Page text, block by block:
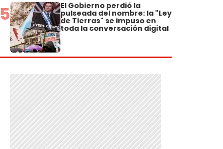
5 El Gobierno perdió la
pulseada del nombre: la "Ley
de Tierras" se impuso en
toda la conversación digital